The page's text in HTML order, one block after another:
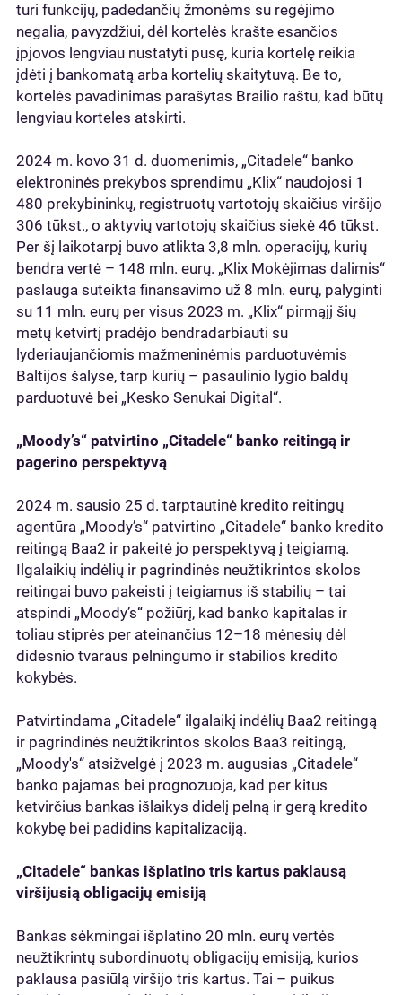
turi funkcijų, padedančių žmonėms su regėjimo
negalia, pavyzdžiui, dėl kortelės krašte esančios
įpjovos lengviau nustatyti pusę, kuria kortelę reikia
įdėti į bankomatą arba kortelių skaitytuvą. Be to,
kortelės pavadinimas parašytas Brailio raštu, kad būtų
lengviau korteles atskirti.
2024 m. kovo 31 d. duomenimis, „Citadele“ banko
elektroninės prekybos sprendimu „Klix“ naudojosi 1
480 prekybininkų, registruotų vartotojų skaičius viršijo
306 tūkst., o aktyvių vartotojų skaičius siekė 46 tūkst.
Per šį laikotarpį buvo atlikta 3,8 mln. operacijų, kurių
bendra vertė – 148 mln. eurų. „Klix Mokėjimas dalimis“
paslauga suteikta finansavimo už 8 mln. eurų, palyginti
su 11 mln. eurų per visus 2023 m. „Klix“ pirmąjį šių
metų ketvirtį pradėjo bendradarbiauti su
lyderiaujančiomis mažmeninėmis parduotuvėmis
Baltijos šalyse, tarp kurių – pasaulinio lygio baldų
parduotuvė bei „Kesko Senukai Digital“.
„Moody’s“ patvirtino „Citadele“ banko reitingą ir
pagerino perspektyvą
2024 m. sausio 25 d. tarptautinė kredito reitingų
agentūra „Moody’s“ patvirtino „Citadele“ banko kredito
reitingą Baa2 ir pakeitė jo perspektyvą į teigiamą.
Ilgalaikių indėlių ir pagrindinės neužtikrintos skolos
reitingai buvo pakeisti į teigiamus iš stabilių – tai
atspindi „Moody’s“ požiūrį, kad banko kapitalas ir
toliau stiprės per ateinančius 12–18 mėnesių dėl
didesnio tvaraus pelningumo ir stabilios kredito
kokybės.
Patvirtindama „Citadele“ ilgalaikį indėlių Baa2 reitingą
ir pagrindinės neužtikrintos skolos Baa3 reitingą,
„Moody's“ atsižvelgė į 2023 m. augusias „Citadele“
banko pajamas bei prognozuoja, kad per kitus
ketvirčius bankas išlaikys didelį pelną ir gerą kredito
kokybę bei padidins kapitalizaciją.
„Citadele“ bankas išplatino tris kartus paklausą
viršijusią obligacijų emisiją
Bankas sėkmingai išplatino 20 mln. eurų vertės
neužtikrintų subordinuotų obligacijų emisiją, kurios
paklausa pasiūlą viršijo tris kartus. Tai – puikus